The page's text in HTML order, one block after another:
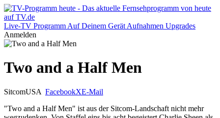
Live-TV Programm Auf Deinem Gerät Aufnahmen Upgrades
Anmelden
Two and a Half Men
SitcomUSA FacebookXE-Mail
"Two and a Half Men" ist aus der Sitcom-Landschaft nicht mehr